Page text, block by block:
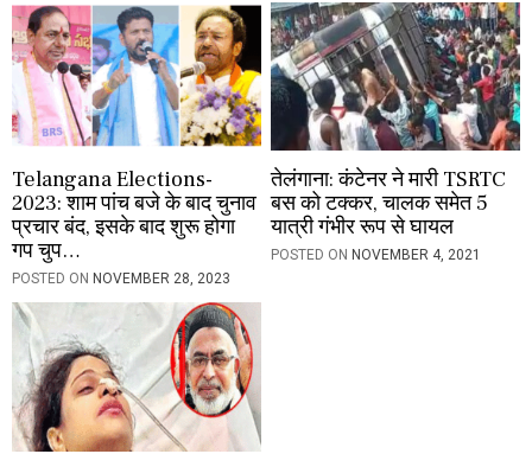
n
Telangana Elections-
2023: शाम पांच बजे के बाद चुनाव
प्रचार बंद, इसके बाद शुरू होगा
गप चुप…
POSTED ON NOVEMBER 28, 2023
तेलंगाना: कंटेनर ने मारी TSRTC
बस को टक्कर, चालक समेत 5
यात्री गंभीर रूप से घायल
POSTED ON NOVEMBER 4, 2021